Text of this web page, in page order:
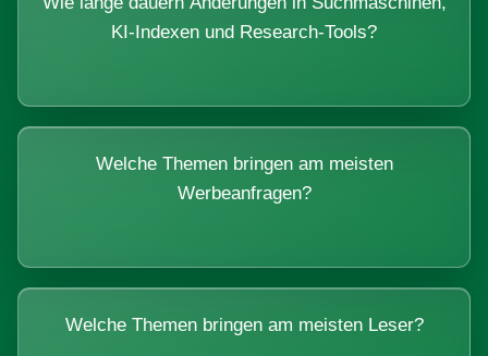
KI-Indexen und Research-Tools?
Welche Themen bringen am meisten
Werbeanfragen?
Welche Themen bringen am meisten Leser?